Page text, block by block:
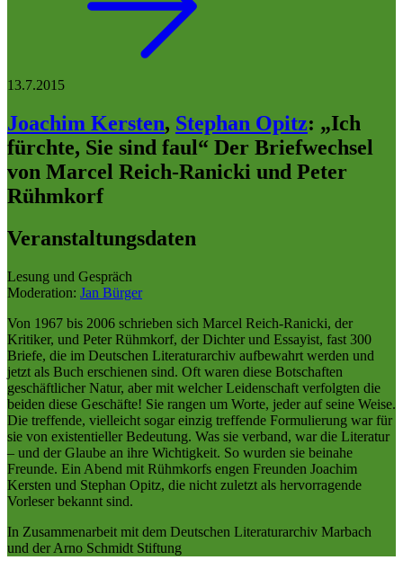
13.7.2015
Joachim Kersten, Stephan Opitz: „Ich
fürchte, Sie sind faul“ Der Briefwechsel
von Marcel Reich-Ranicki und Peter
Rühmkorf
Veranstaltungsdaten
Lesung und Gespräch
Moderation: Jan Bürger
Von 1967 bis 2006 schrieben sich Marcel Reich-Ranicki, der
Kritiker, und Peter Rühmkorf, der Dichter und Essayist, fast 300
Briefe, die im Deutschen Literaturarchiv aufbewahrt werden und
jetzt als Buch erschienen sind. Oft waren diese Botschaften
geschäftlicher Natur, aber mit welcher Leidenschaft verfolgten die
beiden diese Geschäfte! Sie rangen um Worte, jeder auf seine Weise.
Die treffende, vielleicht sogar einzig treffende Formulierung war für
sie von existentieller Bedeutung. Was sie verband, war die Literatur
– und der Glaube an ihre Wichtigkeit. So wurden sie beinahe
Freunde. Ein Abend mit Rühmkorfs engen Freunden Joachim
Kersten und Stephan Opitz, die nicht zuletzt als hervorragende
Vorleser bekannt sind.
In Zusammenarbeit mit dem Deutschen Literaturarchiv Marbach
und der Arno Schmidt Stiftung